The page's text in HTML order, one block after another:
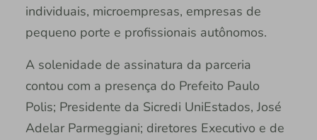
individuais, microempresas, empresas de
pequeno porte e profissionais autônomos.
A solenidade de assinatura da parceria
contou com a presença do Prefeito Paulo
Polis; Presidente da Sicredi UniEstados, José
Adelar Parmeggiani; diretores Executivo e de